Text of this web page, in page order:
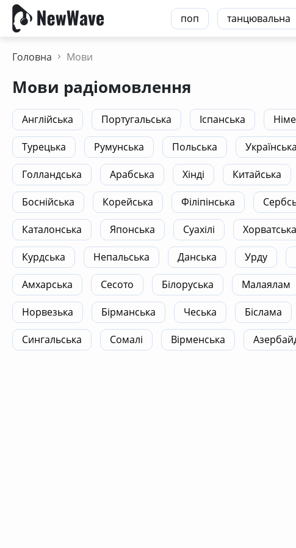
поп танцювальна
Головна Мови
Мови радіомовлення
Англійська Португальська Іспанська
Турецька Румунська Польська Українська
Голландська Арабська Хінді Китайська
Боснійська Корейська Філіпінська
Каталонська Японська Суахілі Хорватська
Курдська Непальська Данська Урду
Амхарська Сесото Білоруська Малаялам
Норвезька Бірманська Чеська Біслама
Сингальська Сомалі Вірменська